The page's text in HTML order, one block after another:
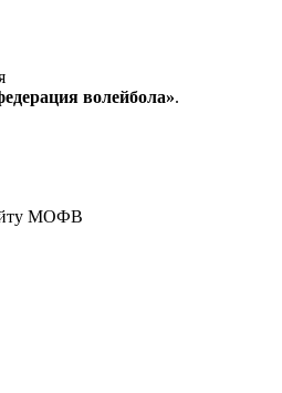
волейбола».
МОФВ